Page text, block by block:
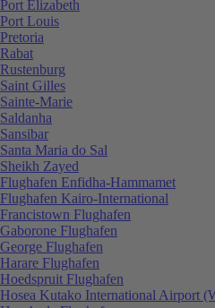
Port Elizabeth
Port Louis
Pretoria
Rabat
Rustenburg
Saint Gilles
Sainte-Marie
Saldanha
Sansibar
Santa Maria do Sal
Sheikh Zayed
Flughafen Enfidha-Hammamet
Flughafen Kairo-International
Francistown Flughafen
Gaborone Flughafen
George Flughafen
Harare Flughafen
Hoedspruit Flughafen
Hosea Kutako International Airport